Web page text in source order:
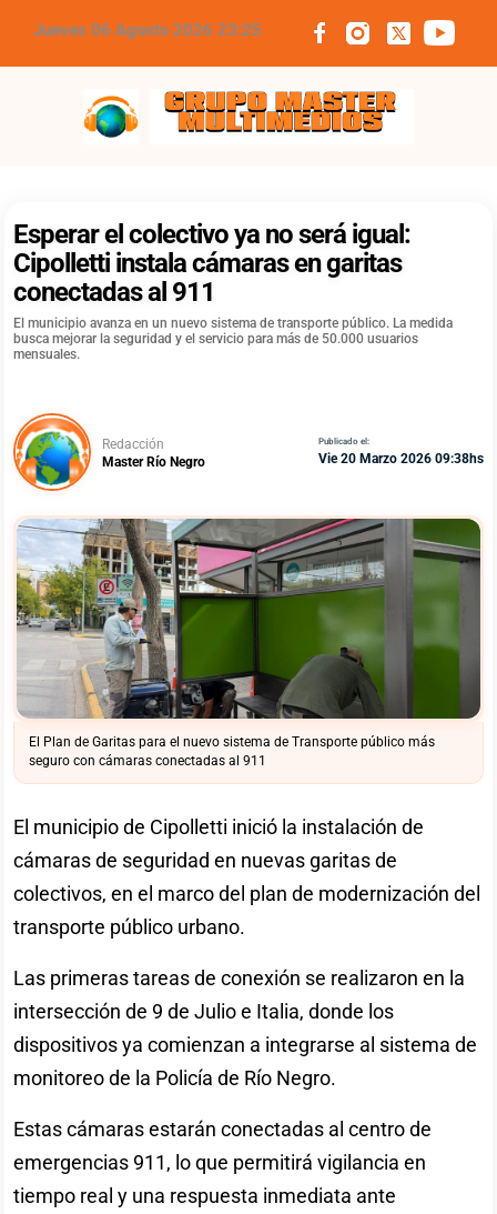
Jueves 06 Agosto 2026 23:25
Grupo Master Multimedios
Esperar el colectivo ya no será igual:
Cipolletti instala cámaras en garitas
conectadas al 911
El municipio avanza en un nuevo sistema de transporte público. La medida
busca mejorar la seguridad y el servicio para más de 50.000 usuarios
mensuales.
Redacción
Master Río Negro
Publicado el:
Vie 20 Marzo 2026 09:38hs
El Plan de Garitas para el nuevo sistema de Transporte público más
seguro con cámaras conectadas al 911
El municipio de Cipolletti inició la instalación de
cámaras de seguridad en nuevas garitas de
colectivos, en el marco del plan de modernización del
transporte público urbano.
Las primeras tareas de conexión se realizaron en la
intersección de 9 de Julio e Italia, donde los
dispositivos ya comienzan a integrarse al sistema de
monitoreo de la Policía de Río Negro.
Estas cámaras estarán conectadas al centro de
emergencias 911, lo que permitirá vigilancia en
tiempo real y una respuesta inmediata ante